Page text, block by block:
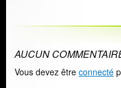
AUCUN
Vous devez être connecté